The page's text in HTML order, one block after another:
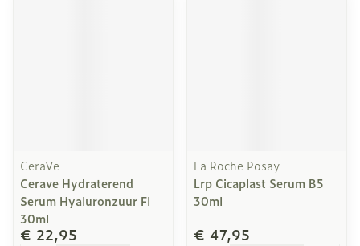
CeraVe
Cerave Hydraterend
Serum Hyaluronzuur Fl
30ml
€ 22,95
La Roche Posay
Lrp Cicaplast Serum B5
30ml
€ 47,95